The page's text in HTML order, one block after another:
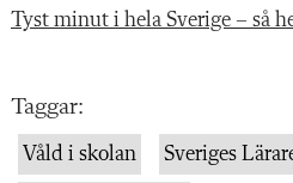
Tyst minut i hela Sverige – så
Taggar:
Våld i skolan Sveriges